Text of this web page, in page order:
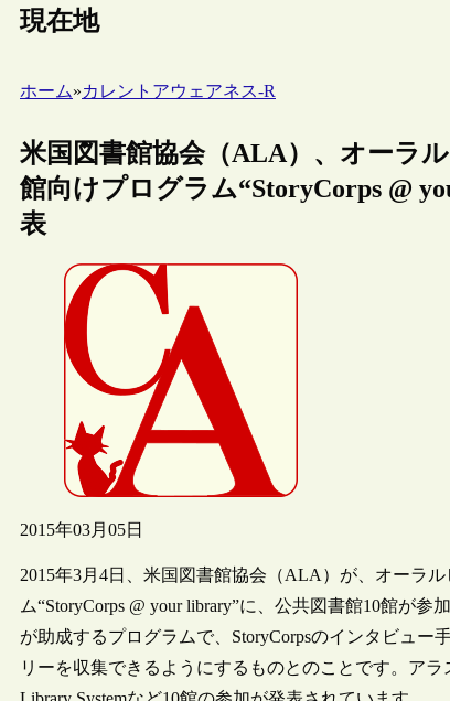
現在地
ホーム»カレントアウェアネス-R
米国図書館協会（ALA）、オーラ
館向けプログラム“StoryCorps @
表
2015年03月05日
2015年3月4日、米国図書館協会（ALA）が、オーラ
ム“StoryCorps @ your library”に、公共図書館10館が
が助成するプログラムで、StoryCorpsのインタビュ
リーを収集できるようにするものとのことです。アラ